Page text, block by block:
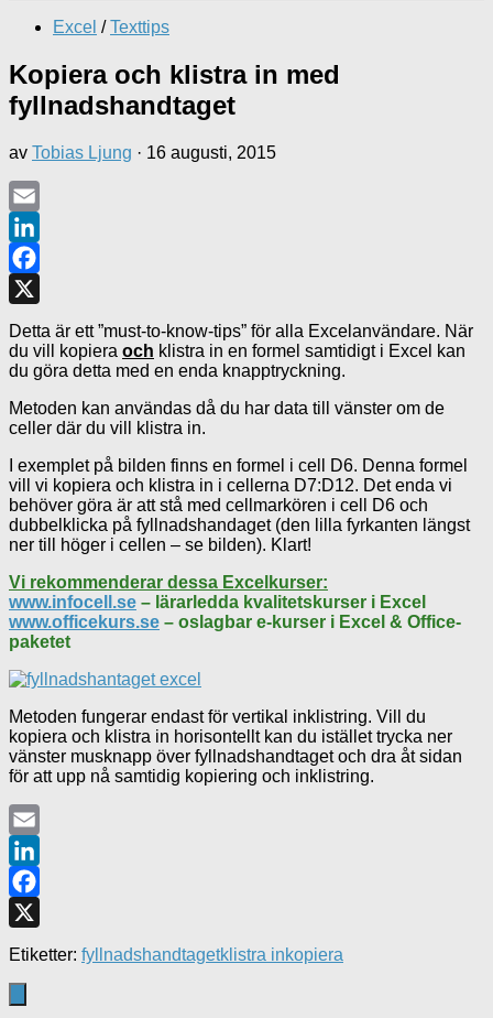
Excel / Texttips
Kopiera och klistra in med
fyllnadshandtaget
av Tobias Ljung · 16 augusti, 2015
Email
LinkedIn
Facebook
Detta är ett ”must-to-know-tips” för alla Excelanvändare. När
du vill kopiera och klistra in en formel samtidigt i Excel kan
du göra detta med en enda knapptryckning.
Metoden kan användas då du har data till vänster om de
celler där du vill klistra in.
I exemplet på bilden finns en formel i cell D6. Denna formel
vill vi kopiera och klistra in i cellerna D7:D12. Det enda vi
behöver göra är att stå med cellmarkören i cell D6 och
dubbelklicka på fyllnadshandaget (den lilla fyrkanten längst
ner till höger i cellen – se bilden). Klart!
Vi rekommenderar dessa Excelkurser:
www.infocell.se – lärarledda kvalitetskurser i Excel
www.officekurs.se – oslagbar e-kurser i Excel & Office-
paketet
Metoden fungerar endast för vertikal inklistring. Vill du
kopiera och klistra in horisontellt kan du istället trycka ner
vänster musknapp över fyllnadshandtaget och dra åt sidan
för att upp nå samtidig kopiering och inklistring.
Email
LinkedIn
Facebook
Etiketter: fyllnadshandtagetklistra inkopiera